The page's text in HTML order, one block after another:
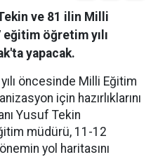
ve 81 ilin Milli
öğretim yılı
yapacak.
öncesinde Milli Eğitim
için hazırlıklarını
Yusuf Tekin
müdürü, 11-12
yol haritasını